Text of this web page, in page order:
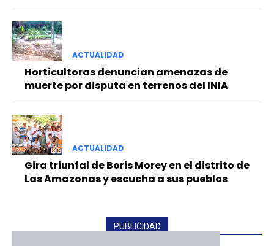
ACTUALIDAD
Horticultoras denuncian amenazas de
muerte por disputa en terrenos del INIA
ACTUALIDAD
Gira triunfal de Boris Morey en el distrito de
Las Amazonas y escucha a sus pueblos
PUBLICIDAD